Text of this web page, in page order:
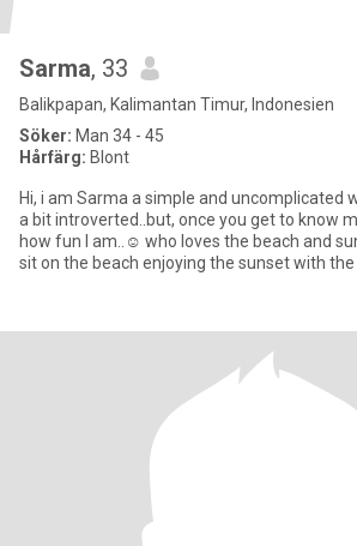
Sarma, 33
Balikpapan, Kalimantan Timur, Indonesien
Söker: Man 34 - 45
Hårfärg: Blont
Hi, i am Sarma a simple and uncomplicated
a bit introverted..but, once you get to know
how fun I am..☺️ who loves the beach and
sit on the beach enjoying the sunset with